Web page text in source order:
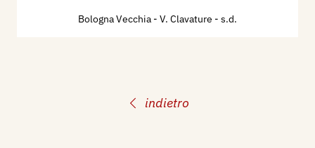
indietro
Bologna Vecchia - V. Clavature - s.d.